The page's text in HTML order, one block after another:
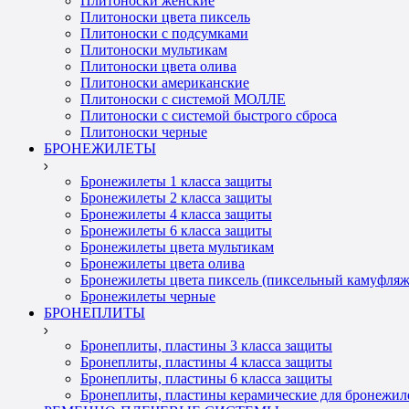
Плитоноски цвета пиксель
Плитоноски с подсумками
Плитоноски мультикам
Плитоноски цвета олива
Плитоноски американские
Плитоноски с системой МОЛЛЕ
Плитоноски с системой быстрого сброса
Плитоноски черные
БРОНЕЖИЛЕТЫ
Бронежилеты 1 класса защиты
Бронежилеты 2 класса защиты
Бронежилеты 4 класса защиты
Бронежилеты 6 класса защиты
Бронежилеты цвета мультикам
Бронежилеты цвета олива
Бронежилеты цвета пиксель (пиксельный
Бронежилеты черные
БРОНЕПЛИТЫ
Бронеплиты, пластины 3 класса защиты
Бронеплиты, пластины 4 класса защиты
Бронеплиты, пластины 6 класса защиты
Бронеплиты, пластины керамические для